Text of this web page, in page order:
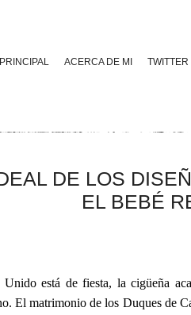
ACERCA DE MI TWITTER
DE LOS
EL BEBÉ
está de fiesta, la cigüeña
El matrimonio de los Duques de